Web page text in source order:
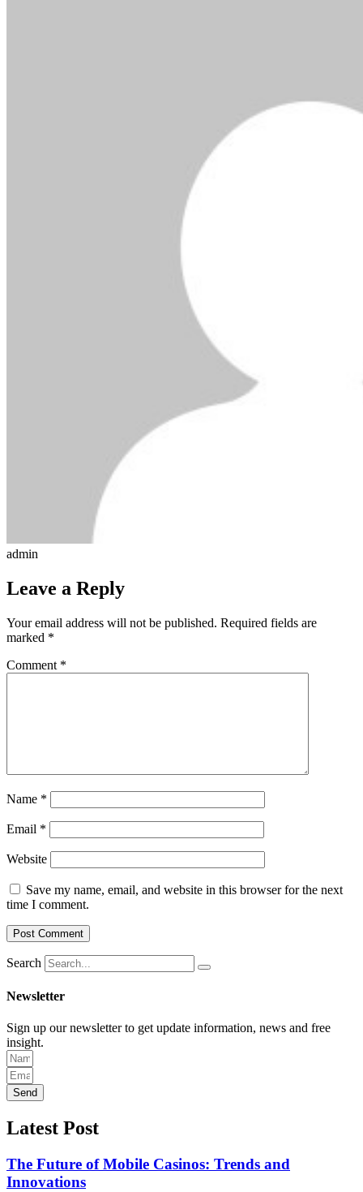
admin
Leave a Reply
Your email address will not be published. Required fields are
marked *
Comment *
Name *
Email *
Website
Save my name, email, and website in this browser for the next
time I comment.
Search
Newsletter
Sign up our newsletter to get update information, news and free
insight.
Send
Latest Post
The Future of Mobile Casinos: Trends and
Innovations